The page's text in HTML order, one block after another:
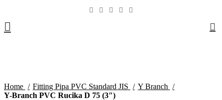
Home
Fitting Pipa PVC Standard JIS
Y Branch
Y-Branch PVC Rucika D 75 (3″)